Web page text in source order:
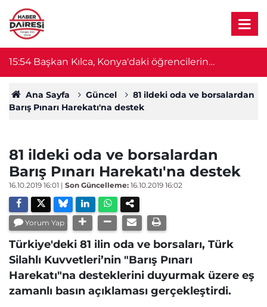
15:54 Başkan Kılca, Konya'daki öğrencilerin
heyecanına ortak oldu
Ana Sayfa Güncel
81 ildeki oda ve borsalardan
Barış Pınarı Harekatı'na destek
81 ildeki oda ve borsalardan
Barış Pınarı Harekatı'na destek
16.10.2019 16:01 | Son Güncelleme: 16.10.2019 16:02
Yorum Yap
Türkiye'deki 81 ilin oda ve borsaları, Türk
Silahlı Kuvvetleri’nin "Barış Pınarı
Harekatı"na desteklerini duyurmak üzere eş
zamanlı basın açıklaması gerçekleştirdi.